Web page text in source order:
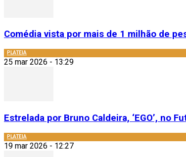
Comédia vista por mais de 1 milhão de
PLATEIA
25 mar 2026 - 13:29
Estrelada por Bruno Caldeira, ‘EGO’, no
PLATEIA
19 mar 2026 - 12:27